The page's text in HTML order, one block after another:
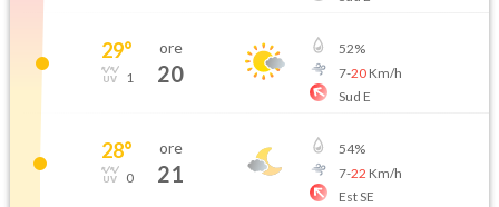
29°
1
ore
20
52%
7-20Km/h
Sud E
28°
0
ore
21
54%
7-22 Km/h
Est SE